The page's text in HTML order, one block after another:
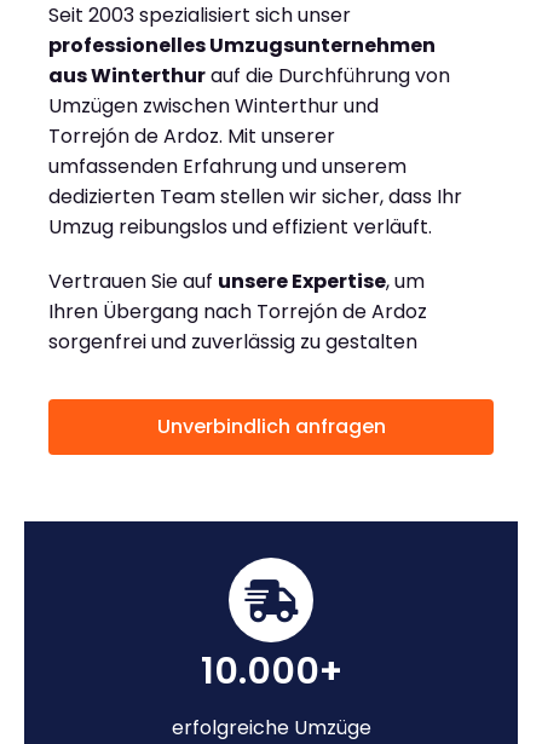
Seit 2003 spezialisiert sich unser
professionelles Umzugsunternehmen
aus Winterthurauf die Durchführung von
Umzügen zwischen Winterthur und
Torrejón de Ardoz. Mit unserer
umfassenden Erfahrung und unserem
dedizierten Team stellen wir sicher, dass Ihr
Umzug reibungslos und effizient verläuft.
Vertrauen Sie auf unsere Expertise, um
Ihren Übergang nach Torrejón de Ardoz
sorgenfrei und zuverlässig zu gestalten
Unverbindlich anfragen
10.000+
erfolgreiche Umzüge